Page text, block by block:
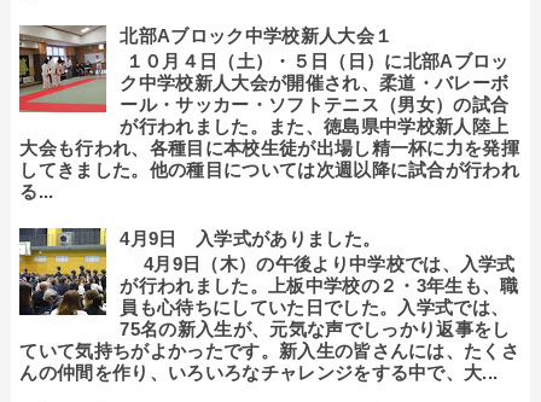
北部Aブロック中学校新人大会１
１０月４日（土）・５日（日）に北部Aブロッ
ク中学校新人大会が開催され、柔道・バレーボ
ール・サッカー・ソフトテニス（男女）の試合
が行われました。また、徳島県中学校新人陸上
大会も行われ、各種目に本校生徒が出場し精一杯に力を発揮
してきました。他の種目については次週以降に試合が行われ
る...
4月9日 入学式がありました。
4月9日（木）の午後より中学校では、入学式
が行われました。上板中学校の２・3年生も、職
員も心待ちにしていた日でした。入学式では、
75名の新入生が、元気な声でしっかり返事をし
ていて気持ちがよかったです。新入生の皆さんには、たくさ
んの仲間を作り、いろいろなチャレンジをする中で、大...